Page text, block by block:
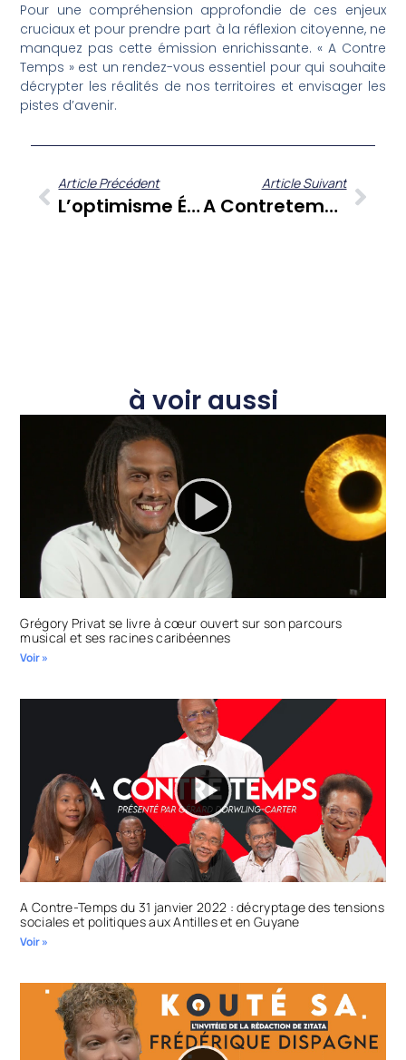
Pour une compréhension approfondie de ces enjeux
cruciaux et pour prendre part à la réflexion citoyenne, ne
manquez pas cette émission enrichissante. « A Contre
Temps » est un rendez-vous essentiel pour qui souhaite
décrypter les réalités de nos territoires et envisager les
pistes d’avenir.
Article Précédent
L’optimisme Économique De Francette Florimond Sur Zitata TV : Demeurer Confiant En Caraïbe
Article Suivant
A Contretemps : Quand La Martinique Analyse Ses Défis, Des Services Publics À La Criminalité Organisée
à voir aussi
Grégory Privat se livre à cœur ouvert sur son parcours
musical et ses racines caribéennes
Voir »
A Contre-Temps du 31 janvier 2022 : décryptage des tensions
sociales et politiques aux Antilles et en Guyane
Voir »